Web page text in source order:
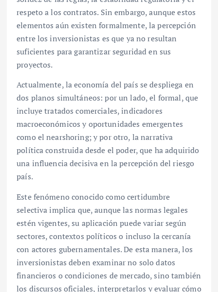
respeto a los contratos. Sin embargo, aunque estos
elementos aún existen formalmente, la percepción
entre los inversionistas es que ya no resultan
suficientes para garantizar seguridad en sus
proyectos.
Actualmente, la economía del país se despliega en
dos planos simultáneos: por un lado, el formal, que
incluye tratados comerciales, indicadores
macroeconómicos y oportunidades emergentes
como el nearshoring; y por otro, la narrativa
política construida desde el poder, que ha adquirido
una influencia decisiva en la percepción del riesgo
país.
Este fenómeno conocido como certidumbre
selectiva implica que, aunque las normas legales
estén vigentes, su aplicación puede variar según
sectores, contextos políticos o incluso la cercanía
con actores gubernamentales. De esta manera, los
inversionistas deben examinar no solo datos
financieros o condiciones de mercado, sino también
los discursos oficiales, interpretarlos y evaluar cómo